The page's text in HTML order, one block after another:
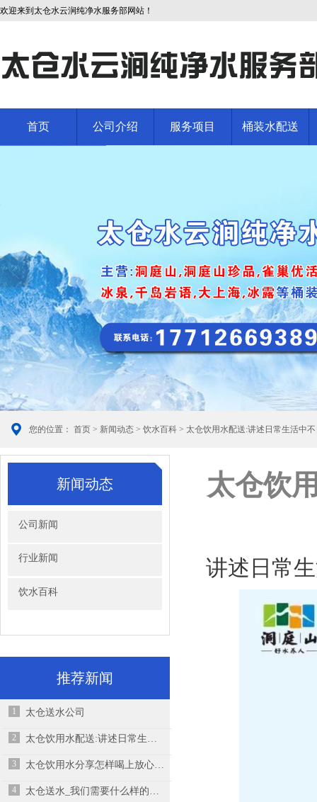
欢迎来到太仓水云涧纯净水服务部网站！
首页 公司介绍 服务项目 桶装水配送
您的位置： 首页 > 新闻动态 > 饮水百科 > 太仓饮用水配送:讲述日常生活中
新闻动态
公司新闻
行业新闻
饮水百科
推荐新闻
1 太仓送水公司
2 太仓饮用水配送:讲述日常生活中不良的饮水习惯，希望大家可以引起注意
3 太仓饮用水分享怎样喝上放心水、健康水
4 太仓送水_​我们需要什么样的饮用水？饮用矿泉水对人体有益吗？
太仓饮
讲述日常